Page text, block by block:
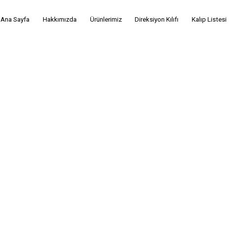
Ana Sayfa Hakkımızda Ürünlerimiz Direksiyon Kılıfı Kalıp Listesi